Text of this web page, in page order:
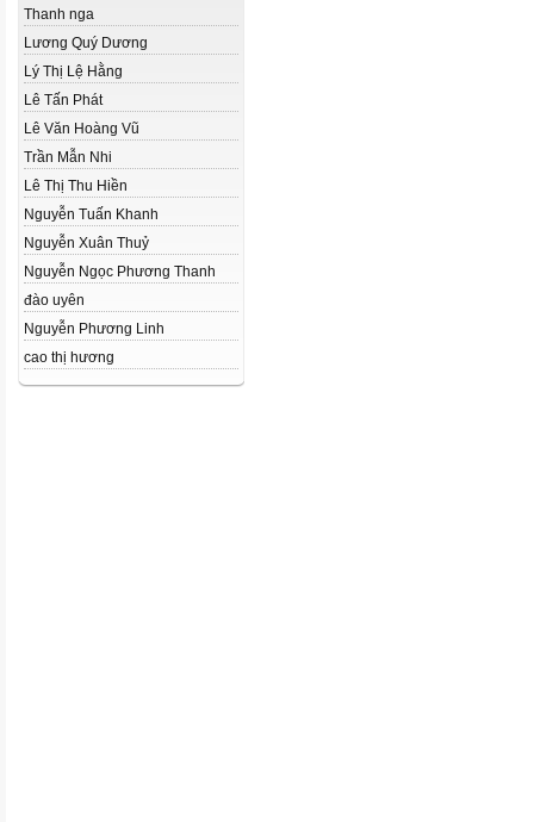
Thanh nga
Lương Quý Dương
Lý Thị Lệ Hằng
Lê Tấn Phát
Lê Văn Hoàng Vũ
Trần Mẫn Nhi
Lê Thị Thu Hiền
Nguyễn Tuấn Khanh
Nguyễn Xuân Thuỷ
Nguyễn Ngọc Phương Thanh
đào uyên
Nguyễn Phương Linh
cao thị hương